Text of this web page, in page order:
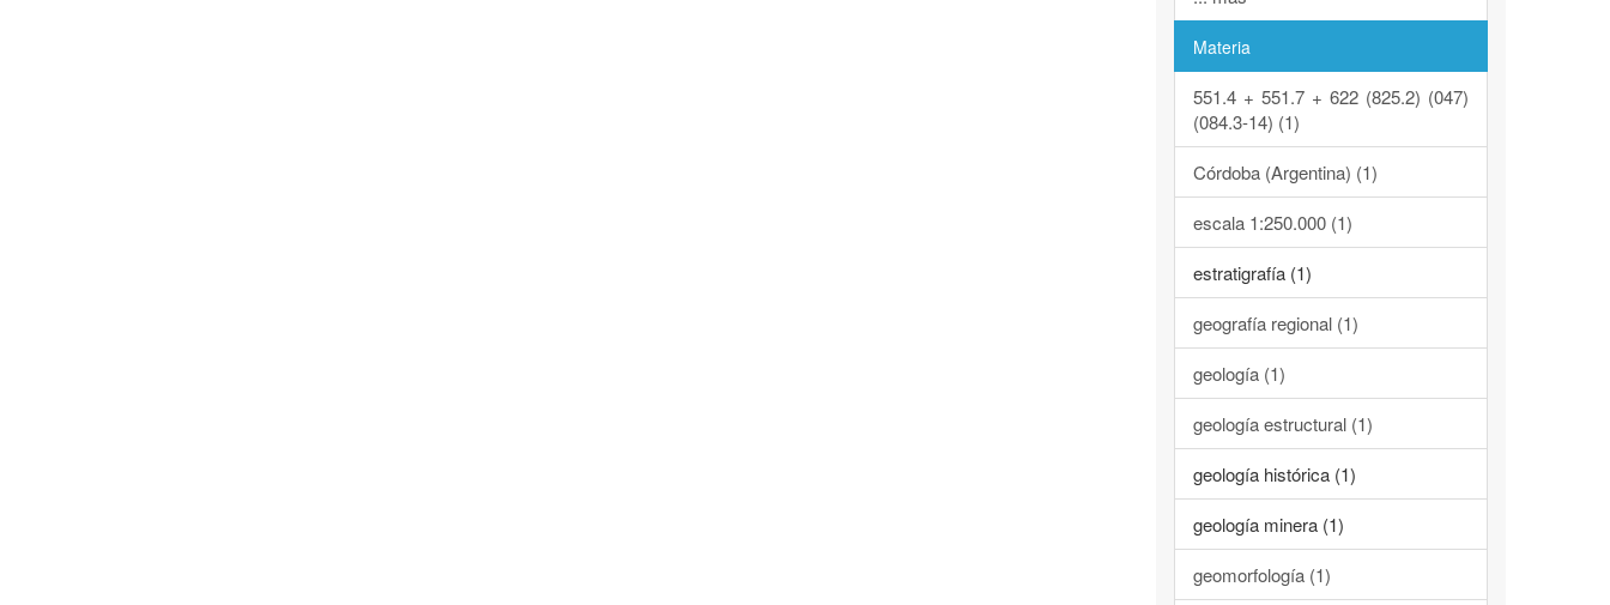
Materia
551.4 + 551.7 + 622 (825.2) (047)
(084.3-14) (1)
Córdoba (Argentina) (1)
escala 1:250.000 (1)
estratigrafía (1)
geografía regional (1)
geología (1)
geología estructural (1)
geología histórica (1)
geología minera (1)
geomorfología (1)